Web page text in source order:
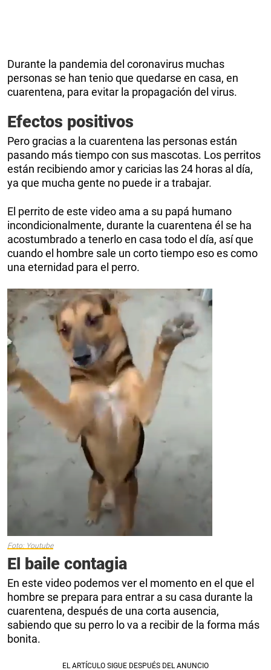
Durante la pandemia del coronavirus muchas
personas se han tenio que quedarse en casa, en
cuarentena, para evitar la propagación del virus.
Efectos positivos
Pero gracias a la cuarentena las personas están
pasando más tiempo con sus mascotas. Los perritos
están recibiendo amor y caricias las 24 horas al día,
ya que mucha gente no puede ir a trabajar.
El perrito de este video ama a su papá humano
incondicionalmente, durante la cuarentena él se ha
acostumbrado a tenerlo en casa todo el día, así que
cuando el hombre sale un corto tiempo eso es como
una eternidad para el perro.
Foto: Youtube
El baile contagia
En este video podemos ver el momento en el que el
hombre se prepara para entrar a su casa durante la
cuarentena, después de una corta ausencia,
sabiendo que su perro lo va a recibir de la forma más
bonita.